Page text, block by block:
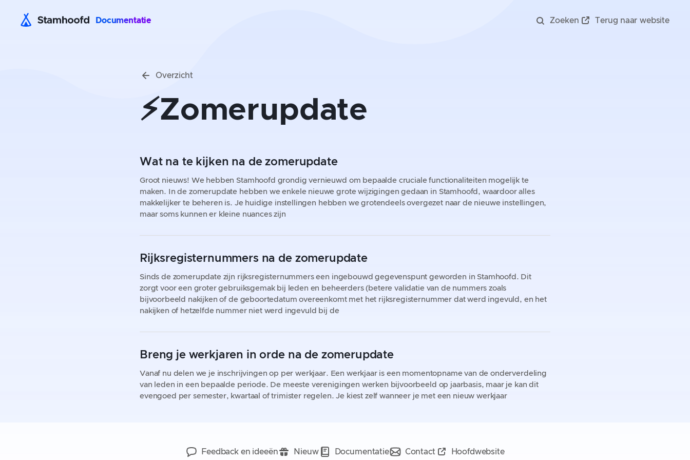
Documentatie Zoeken Terug naar website
Overzicht
⚡️Zomerupdate
Wat na te kijken na de zomerupdate
Groot nieuws! We hebben Stamhoofd grondig vernieuwd om bepaalde cruciale functionaliteiten mogelijk te
maken. In de zomerupdate hebben we enkele nieuwe grote wijzigingen gedaan in Stamhoofd, waardoor alles
makkelijker te beheren is. Je huidige instellingen hebben we grotendeels overgezet naar de nieuwe instellingen,
maar soms kunnen er kleine nuances zijn
Rijksregisternummers na de zomerupdate
Sinds de zomerupdate zijn rijksregisternummers een ingebouwd gegevenspunt geworden in Stamhoofd. Dit
zorgt voor een groter gebruiksgemak bij leden en beheerders (betere validatie van de nummers zoals
bijvoorbeeld nakijken of de geboortedatum overeenkomt met het rijksregisternummer dat werd ingevuld, en het
nakijken of hetzelfde nummer niet werd ingevuld bij de
Breng je werkjaren in orde na de zomerupdate
Vanaf nu delen we je inschrijvingen op per werkjaar. Een werkjaar is een momentopname van de onderverdeling
van leden in een bepaalde periode. De meeste verenigingen werken bijvoorbeeld op jaarbasis, maar je kan dit
evengoed per semester, kwartaal of trimister regelen. Je kiest zelf wanneer je met een nieuw werkjaar
Feedback en ideeën Nieuw Documentatie Contact Hoofdwebsite